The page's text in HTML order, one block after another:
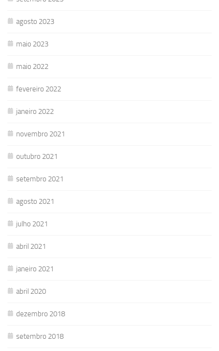
agosto 2023
maio 2023
maio 2022
fevereiro 2022
janeiro 2022
novembro 2021
outubro 2021
setembro 2021
agosto 2021
julho 2021
abril 2021
janeiro 2021
abril 2020
dezembro 2018
setembro 2018